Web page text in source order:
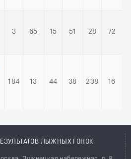
3 65 15 51 28 72
184 13 44 38 238 16
ЛЫЖНЫХ ГОНОК